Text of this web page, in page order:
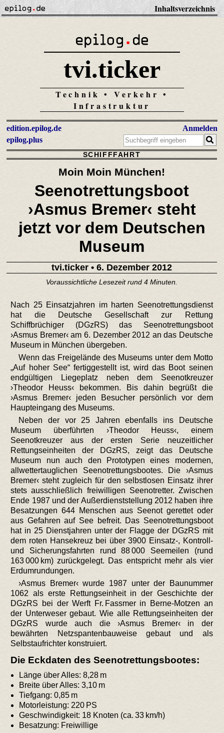
Inhaltsverzeichnis
tvi.ticker
Technik • Verkehr •
Infrastruktur
edition.epilog.de
epilog.plus
Anmelden
SCHIFFFAHRT
Moin Moin München!
Seenotrettungsboot
›Asmus Bremer‹ steht
jetzt vor dem Deutschen
Museum
tvi.ticker • 6. Dezember 2012
Voraussichtliche Lesezeit rund 4 Minuten.
Nach 25 Einsatzjahren im harten Seenotrettungsdienst
hat die Deutsche Gesellschaft zur Rettung
Schiffbrüchiger (DGzRS) das Seenotrettungsboot
›Asmus Bremer‹ am 6. Dezember 2012 an das Deutsche
Museum in München übergeben.
Wenn das Freigelände des Museums unter dem Motto
„Auf hoher See“ fertiggestellt ist, wird das Boot seinen
endgültigen Liegeplatz neben dem Seenotkreuzer
›Theodor Heuss‹ bekommen. Bis dahin begrüßt die
›Asmus Bremer‹ jeden Besucher persönlich vor dem
Haupteingang des Museums.
Neben der vor 25 Jahren ebenfalls ins Deutsche
Museum überführten ›Theodor Heuss‹, einem
Seenotkreuzer aus der ersten Serie neuzeitlicher
Rettungseinheiten der DGzRS, zeigt das Deutsche
Museum nun auch den Prototypen eines modernen,
allwettertauglichen Seenotrettungsbootes. Die ›Asmus
Bremer‹ steht zugleich für den selbstlosen Einsatz ihrer
stets ausschließlich freiwilligen Seenotretter. Zwischen
Ende 1987 und der Außerdienststellung 2012 haben ihre
Besatzungen 644 Menschen aus Seenot gerettet oder
aus Gefahren auf See befreit. Das Seenotrettungsboot
hat in 25 Dienstjahren unter der Flagge der DGzRS mit
dem roten Hansekreuz bei über 3900 Einsatz-, Kontroll-
und Sicherungsfahrten rund 88 000 Seemeilen (rund
163 000 km) zurückgelegt. Das entspricht mehr als vier
Erdumrundungen.
›Asmus Bremer‹ wurde 1987 unter der Baunummer
1062 als erste Rettungseinheit in der Geschichte der
DGzRS bei der Werft Fr. Fassmer in Berne-Motzen an
der Unterweser gebaut. Wie alle Rettungseinheiten der
DGzRS wurde auch die ›Asmus Bremer‹ in der
bewährten Netzspantenbauweise gebaut und als
Selbstaufrichter konstruiert.
Die Eckdaten des Seenotrettungsbootes:
Länge über Alles: 8,28 m
Breite über Alles: 3,10 m
Tiefgang: 0,85 m
Motorleistung: 220 PS
Geschwindigkeit: 18 Knoten (ca. 33 km/h)
Besatzung: Freiwillige